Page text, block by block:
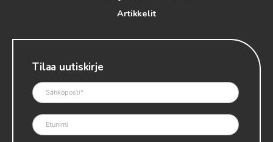
Artikkelit
Tilaa uutiskirje